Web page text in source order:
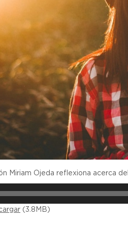
Miriam Ojeda reflexiona acerca
(3.8MB)